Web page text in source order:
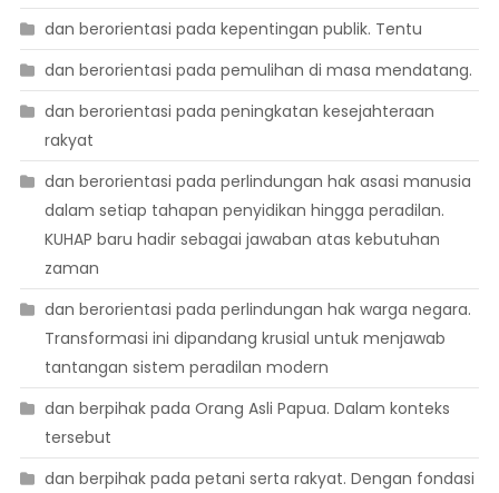
dan berorientasi pada kepentingan publik. Tentu
dan berorientasi pada pemulihan di masa mendatang.
dan berorientasi pada peningkatan kesejahteraan
rakyat
dan berorientasi pada perlindungan hak asasi manusia
dalam setiap tahapan penyidikan hingga peradilan.
KUHAP baru hadir sebagai jawaban atas kebutuhan
zaman
dan berorientasi pada perlindungan hak warga negara.
Transformasi ini dipandang krusial untuk menjawab
tantangan sistem peradilan modern
dan berpihak pada Orang Asli Papua. Dalam konteks
tersebut
dan berpihak pada petani serta rakyat. Dengan fondasi